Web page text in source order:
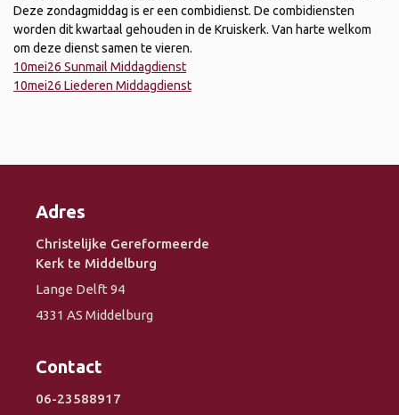
Deze zondagmiddag is er een combidienst. De combidiensten
worden dit kwartaal gehouden in de Kruiskerk. Van harte welkom
om deze dienst samen te vieren.
10mei26 Sunmail Middagdienst
10mei26 Liederen Middagdienst
Adres
Christelijke Gereformeerde
Kerk te Middelburg
Lange Delft 94
4331 AS Middelburg
Contact
06-23588917